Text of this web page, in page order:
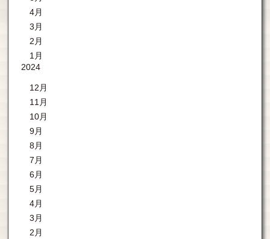
4月
3月
2月
1月
2024
12月
11月
10月
9月
8月
7月
6月
5月
4月
3月
2月